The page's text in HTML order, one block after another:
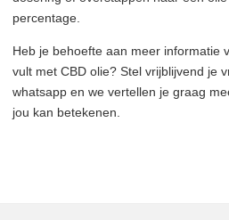
percentage.
Heb je behoefte aan meer informatie
vult met CBD olie? Stel vrijblijvend je
whatsapp en we vertellen je graag
jou kan betekenen.